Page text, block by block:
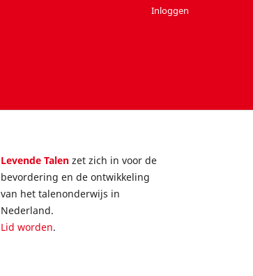
Inloggen
Levende Talen zet zich in voor de
bevordering en de ontwikkeling
van het talenonderwijs in
Nederland.
Lid worden.